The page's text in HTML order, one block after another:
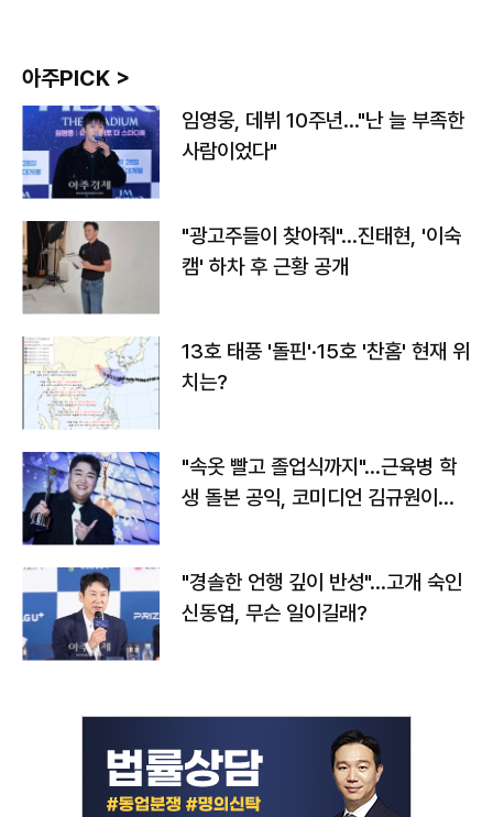
아주PICK >
임영웅, 데뷔 10주년…"난 늘 부족한
사람이었다"
"광고주들이 찾아줘"…진태현, '이숙
캠' 하차 후 근황 공개
13호 태풍 '돌핀'·15호 '찬홈' 현재 위
치는?
"속옷 빨고 졸업식까지"…근육병 학
생 돌본 공익, 코미디언 김규원이었
"경솔한 언행 깊이 반성"…고개 숙인
신동엽, 무슨 일이길래?